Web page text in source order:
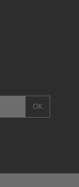
OK